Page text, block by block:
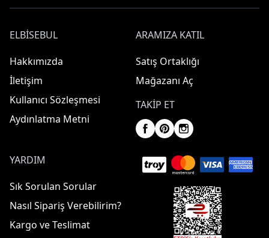
ELBISEBUL
Hakkımızda
İletişim
Kullanıcı Sözleşmesi
Aydınlatma Metni
ARAMIZA KATIL
Satış Ortaklığı
Mağazanı Aç
TAKIP ET
YARDIM
Sık Sorulan Sorular
Nasıl Sipariş Verebilirim?
Kargo ve Teslimat